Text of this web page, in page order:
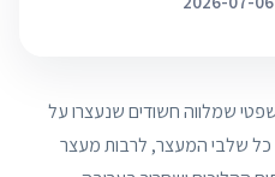
שמלווה חשודים שנעצרו על
כל שלבי המעצר, לרבות מעצר